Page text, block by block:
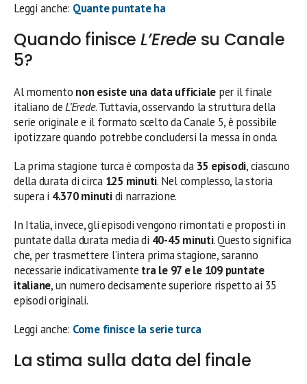
Leggi anche: Quante puntate ha
Quando finisce L’Erede su Canale
5?
Al momento non esiste una data ufficiale per il finale
italiano deL’Erede. Tuttavia, osservando la struttura della
serie originale e il formato scelto da Canale 5, è possibile
ipotizzare quando potrebbe concludersi la messa in onda.
La prima stagione turca è composta da 35 episodi, ciascuno
della durata di circa 125 minuti. Nel complesso, la storia
supera i 4.370 minutidi narrazione.
In Italia, invece, gli episodi vengono rimontati e proposti in
puntate dalla durata media di 40-45 minuti. Questo significa
che, per trasmettere l’intera prima stagione, saranno
necessarie indicativamente tra le 97 e le 109 puntate
italiane, un numero decisamente superiore rispetto ai 35
episodi originali.
Leggi anche: Come finisce la serie turca
La stima sulla data del finale